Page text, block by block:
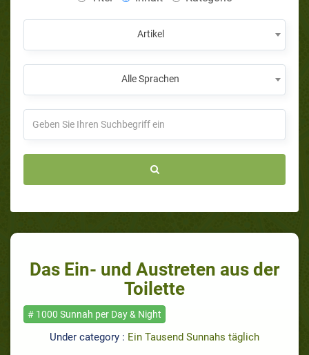
Artikel
Alle Sprachen
Das Ein- und Austreten aus der
Toilette
# 1000 Sunnah per Day & Night
Under category : Ein Tausend Sunnahs täglich